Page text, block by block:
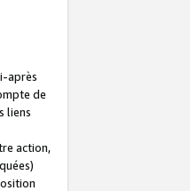
après
de
liens
action,